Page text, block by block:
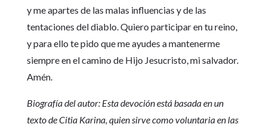
y me apartes de las malas influencias y de las
tentaciones del diablo. Quiero participar en tu reino,
y para ello te pido que me ayudes a mantenerme
siempre en el camino de Hijo Jesucristo, mi salvador.
Amén.
Biografía del autor: Esta devoción está basada en un
texto de Citia Karina, quien sirve como voluntaria en las